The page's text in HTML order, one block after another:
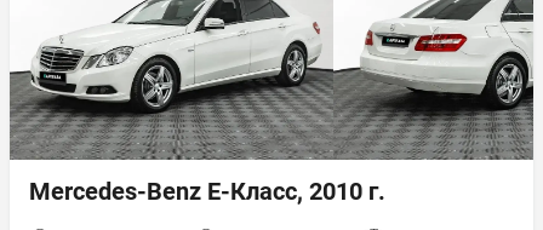
Mercedes-Benz E-Класс, 2010 г.